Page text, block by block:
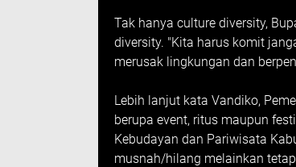
Tak hanya culture diversity,
diversity. "Kita harus komit
merusak lingkungan dan
Lebih lanjut kata Vandiko,
berupa event, ritus maupun
Kebudayan dan Pariwisata
musnah/hilang melainkan